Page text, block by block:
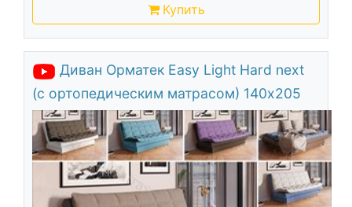
Купить
Диван Орматек Easy Light Hard next
(с ортопедическим матрасом) 140х205